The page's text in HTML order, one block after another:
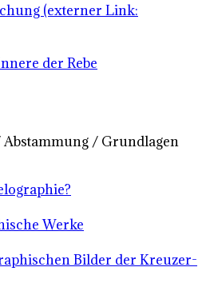
(externer Link:
der Rebe
/ Grundlagen
Werke
Bilder der Kreuzer-